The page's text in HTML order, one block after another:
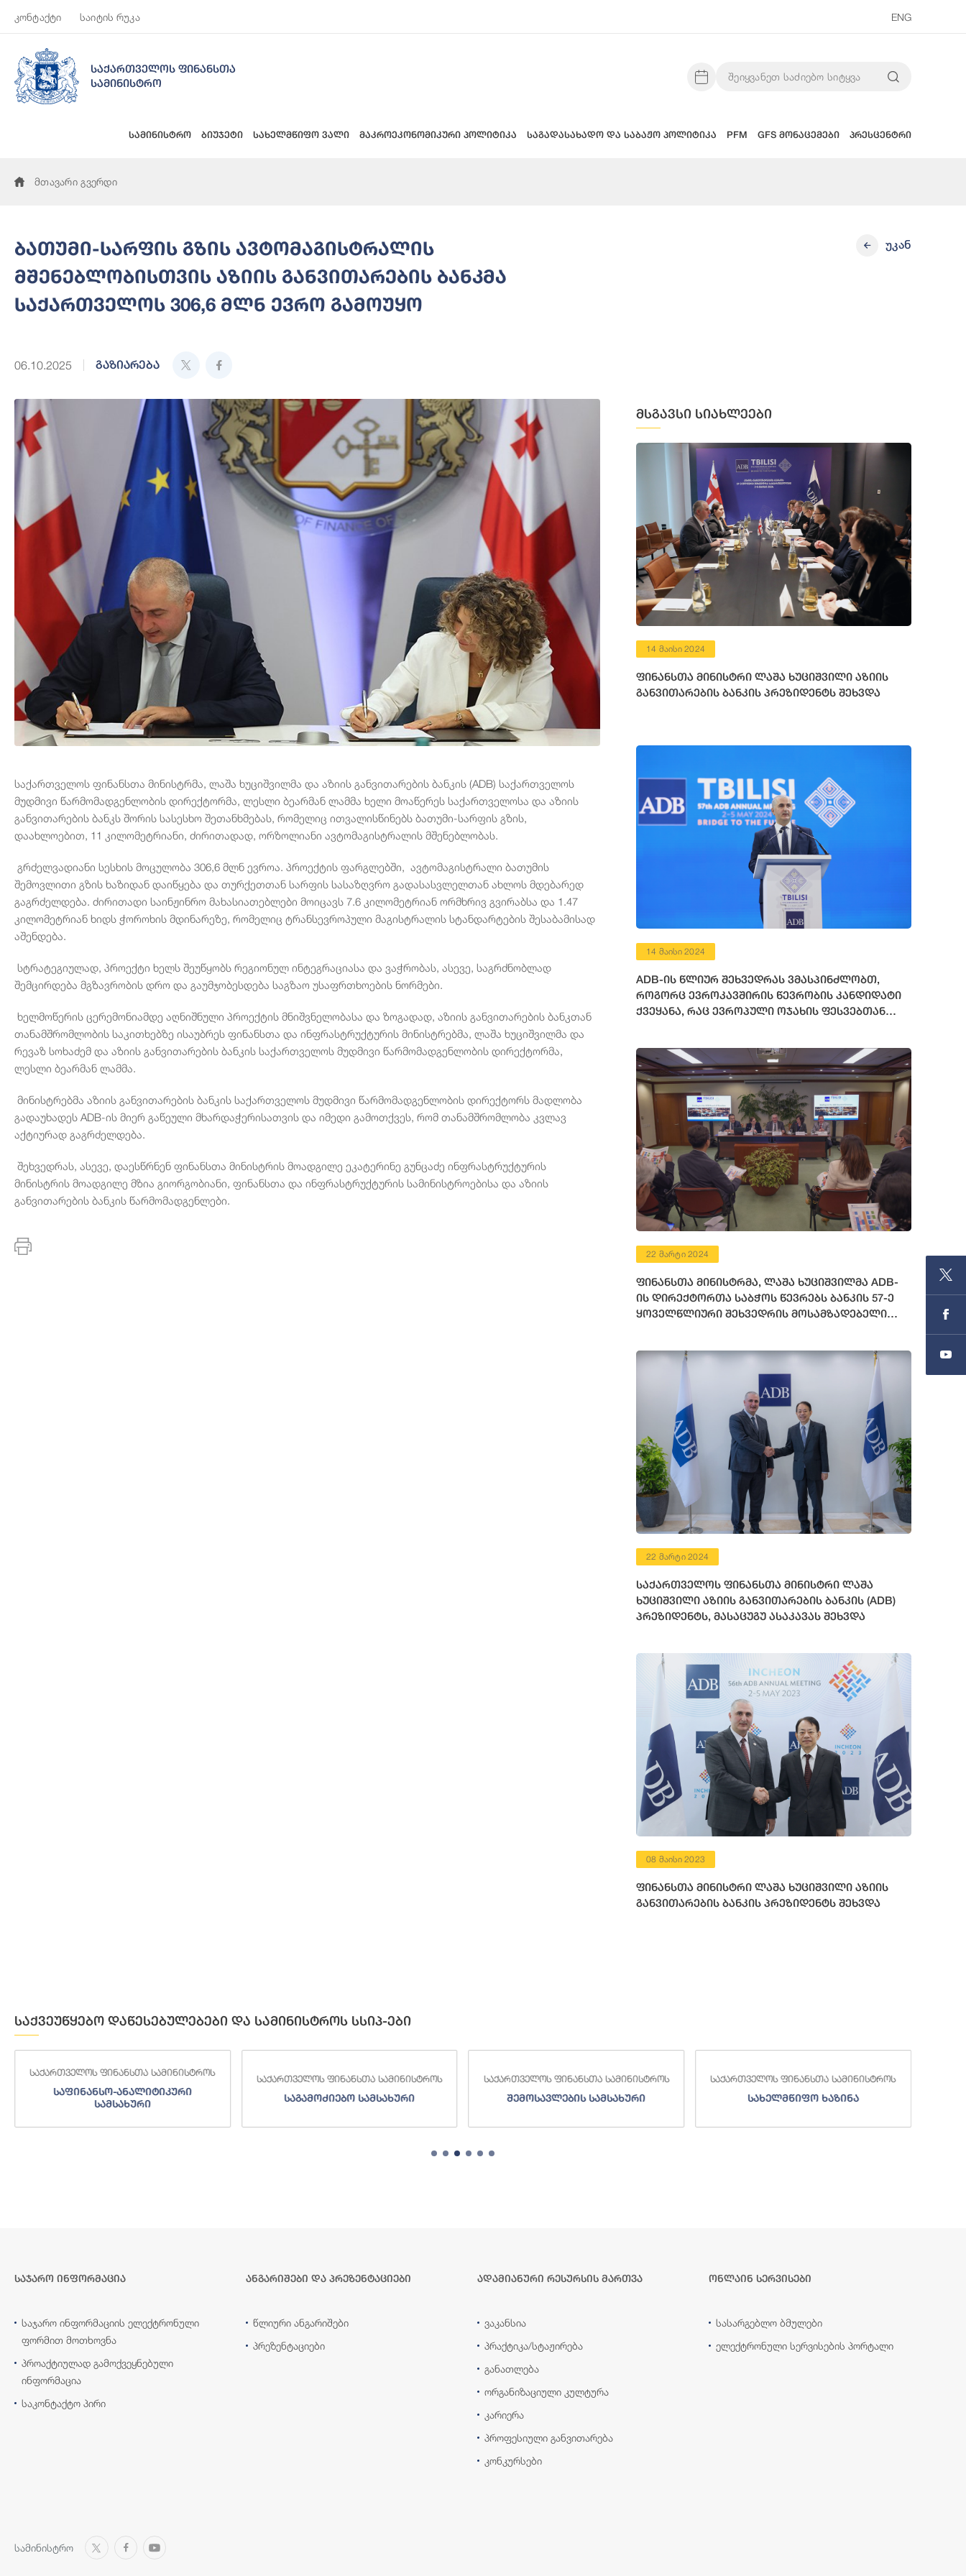
კონტაქტი საიტის რუკა ENG
საქართველოს ფინანსთა
სამინისტრო
სამინისტრო ბიუჯეტი სახელმწიფო ვალი მაკროეკონომიკური პოლიტიკა საგადასახადო და საბაჟო პოლიტიკა PFM GFS მონაცემები პრესცენტრი
მთავარი გვერდი
ბათუმი-სარფის გზის ავტომაგისტრალის
მშენებლობისთვის აზიის განვითარების ბანკმა
საქართველოს 306,6 მლნ ევრო გამოუყო
06.10.2025 გაზიარება
უკან
საქართველოს ფინანსთა მინისტრმა, ლაშა ხუციშვილმა და აზიის განვითარების ბანკის (ADB) საქართველოს
მუდმივი წარმომადგენლობის დირექტორმა, ლესლი ბეარმან ლამმა ხელი მოაწერეს საქართველოსა და აზიის
განვითარების ბანკს შორის სასესხო შეთანხმებას, რომელიც ითვალისწინებს ბათუმი-სარფის გზის,
დაახლოებით, 11 კილომეტრიანი, ძირითადად, ორზოლიანი ავტომაგისტრალის მშენებლობას.
გრძელვადიანი სესხის მოცულობა 306,6 მლნ ევროა. პროექტის ფარგლებში, ავტომაგისტრალი ბათუმის
შემოვლითი გზის ხაზიდან დაიწყება და თურქეთთან სარფის სასაზღვრო გადასასვლელთან ახლოს მდებარედ
გაგრძელდება. ძირითადი საინჟინრო მახასიათებლები მოიცავს 7.6 კილომეტრიან ორმხრივ გვირაბსა და 1.47
კილომეტრიან ხიდს ჭოროხის მდინარეზე, რომელიც ტრანსევროპული მაგისტრალის სტანდარტების შესაბამისად
აშენდება.
სტრატეგიულად, პროექტი ხელს შეუწყობს რეგიონულ ინტეგრაციასა და ვაჭრობას, ასევე, საგრძნობლად
შემცირდება მგზავრობის დრო და გაუმჯობესდება საგზაო უსაფრთხოების ნორმები.
ხელმოწერის ცერემონიამდე აღნიშნული პროექტის მნიშვნელობასა და ზოგადად, აზიის განვითარების ბანკთან
თანამშრომლობის საკითხებზე ისაუბრეს ფინანსთა და ინფრასტრუქტურის მინისტრებმა, ლაშა ხუციშვილმა და
რევაზ სოხაძემ და აზიის განვითარების ბანკის საქართველოს მუდმივი წარმომადგენლობის დირექტორმა,
ლესლი ბეარმან ლამმა.
მინისტრებმა აზიის განვითარების ბანკის საქართველოს მუდმივი წარმომადგენლობის დირექტორს მადლობა
გადაუხადეს ADB-ის მიერ გაწეული მხარდაჭერისათვის და იმედი გამოთქვეს, რომ თანამშრომლობა კვლავ
აქტიურად გაგრძელდება.
შეხვედრას, ასევე, დაესწრნენ ფინანსთა მინისტრის მოადგილე ეკატერინე გუნცაძე ინფრასტრუქტურის
მინისტრის მოადგილე მზია გიორგობიანი, ფინანსთა და ინფრასტრუქტურის სამინისტროებისა და აზიის
განვითარების ბანკის წარმომადგენლები.
მსგავსი სიახლეები
14 მაისი 2024
ფინანსთა მინისტრი ლაშა ხუციშვილი აზიის
განვითარების ბანკის პრეზიდენტს შეხვდა
14 მაისი 2024
ADB-ის წლიურ შეხვედრას ვმასპინძლობთ,
როგორც ევროკავშირის წევრობის კანდიდატი
ქვეყანა, რაც ევროპული ოჯახის ფესვებთან
22 მარტი 2024
ფინანსთა მინისტრმა, ლაშა ხუციშვილმა ADB-
ის დირექტორთა საბჭოს წევრებს ბანკის 57-ე
ყოველწლიური შეხვედრის მოსამზადებელი
22 მარტი 2024
საქართველოს ფინანსთა მინისტრი ლაშა
ხუციშვილი აზიის განვითარების ბანკის (ADB)
პრეზიდენტს, მასაცუგუ ასაკავას შეხვდა
08 მაისი 2023
ფინანსთა მინისტრი ლაშა ხუციშვილი აზიის
განვითარების ბანკის პრეზიდენტს შეხვდა
საქვეუწყებო დაწესებულებები და სამინისტროს სსიპ-ები
საქართველოს ფინანსთა სამინისტროს
საფინანსო-ანალიტიკური
სამსახური
საქართველოს ფინანსთა სამინისტროს
საგამოძიებო სამსახური
საქართველოს ფინანსთა სამინისტროს
შემოსავლების სამსახური
საქართველოს ფინანსთა სამინისტროს
სახელმწიფო ხაზინა
საჯარო ინფორმაცია
საჯარო ინფორმაციის ელექტრონული
ფორმით მოთხოვნა
პროაქტიულად გამოქვეყნებული
ინფორმაცია
საკონტაქტო პირი
ანგარიშები და პრეზენტაციები
წლიური ანგარიშები
პრეზენტაციები
ადამიანური რესურსის მართვა
ვაკანსია
პრაქტიკა/სტაჟირება
განათლება
ორგანიზაციული კულტურა
კარიერა
პროფესიული განვითარება
კონკურსები
ონლაინ სერვისები
სასარგებლო ბმულები
ელექტრონული სერვისების პორტალი
სამინისტრო